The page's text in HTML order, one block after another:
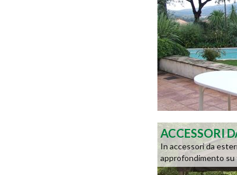
ACCESSORI
In accessori da
approfondimento